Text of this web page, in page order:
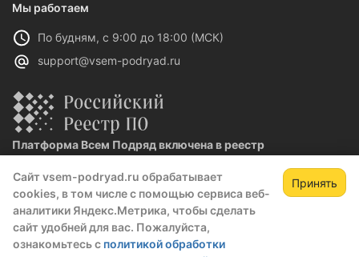
Сайт vsem-podryad.ru обрабатывает
cookies, в том числе с помощью сервиса веб-
аналитики Яндекс.Метрика, чтобы сделать
сайт удобней для вас. Пожалуйста,
ознакомьтесь с политикой обработки
Принять
Мы работаем
По будням, с 9:00 до 18:00 (МСК)
support@vsem-podryad.ru
Платформа Всем Подряд включена в реестр
Реестровая запись №32021 от 06.02.2026
Политика конфиденциальности